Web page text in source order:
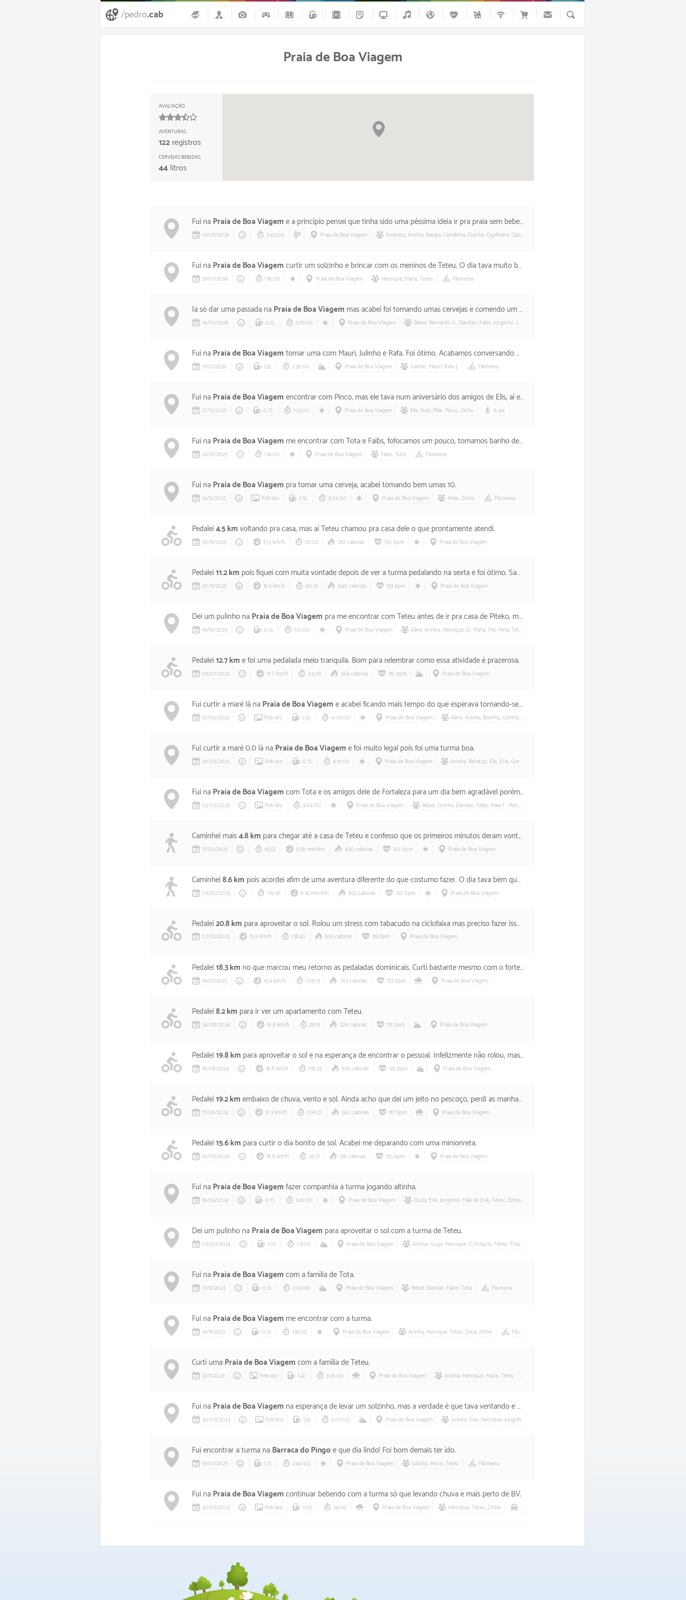
/pedro.cab
Praia de Boa Viagem
AVALIAÇÃO
AVENTURAS
122registros
CERVEJAS BEBIDAS
44litros
Fui na Praia de Boa Viagem e a princípio pensei que tinha sido uma péssima ideia ir pra praia sem beber, mas aí depois fui me adaptando e acabou se tornando um dia muito agradável.
01/08/2026 2:40:00 Praia de Boa Viagem Andreza Arinha Batata Camilinha Cicinha Cigalheiro Cleoncio
Fui na Praia de Boa Viagem curtir um solzinho e brincar com os meninos de Teteu. O dia tava muito bonito!
31/07/2026 1:16:00 Praia de Boa Viagem Henrique Maria Teteu Filomena
Ia só dar uma passada na Praia de Boa Viagem mas acabei foi tomando umas cervejas e comendo um peixinho às custas de Tota.
14/07/2026 2.0L 3:29:00 Praia de Boa Viagem Bebel Bernardo G. Dandan Faibs Jorginho Ló
Fui na Praia de Boa Viagem tomar uma com Mauri, Julinho e Rafa. Foi ótimo. Acabamos conversando muito sobre filme e a caminhada de Juli.
11/02/2026 1.5L 2:36:00 Praia de Boa Viagem Julinho Mauri Rafa J. Filomena
Fui na Praia de Boa Viagem encontrar com Pinco, mas ele tava num aniversário dos amigos de Elis, aí era uma turma que não era nossa e resolvemos vazar.
27/12/2025 0.7L 1:23:00 Praia de Boa Viagem Elis Nati Pilar Pinco Zinho A pé
Fui na Praia de Boa Viagem me encontrar com Tota e Faibs, fofocamos um pouco, tomamos banho de mar e voltei pra casa porque tinha que ficar com Filó.
20/12/2025 1:14:00 Praia de Boa Viagem Faibs Tota Filomena
Fui na Praia de Boa Viagem pra tomar uma cerveja, acabei tomando bem umas 10.
14/12/2025 Retrato 2.5L 3:04:00 Praia de Boa Viagem Helio Zinho Filomena
Pedalei4.5 km voltando pra casa, mas aí Teteu chamou pra casa dele o que prontamente atendi.
30/11/2025 13.5 km/h 20:02 210 calorias 130 bpm Praia de Boa Viagem
Pedalei11.2 km pois fiquei com muita vontade depois de ver a turma pedalando na sexta e foi ótimo. Saudades disso.
30/11/2025 16.5 km/h 40:33 440 calorias 133 bpm Praia de Boa Viagem
Dei um pulinho na Praia de Boa Viagem pra me encontrar com Teteu antes de ir pra casa de Piteko, mas tava muito lotada, mal consegui comprar cerveja.
19/10/2025 0.3L 1:01:00 Praia de Boa Viagem Aline Arinha Henrique Jó Maria Mel Nina Teteu
Pedalei12.7 km e foi uma pedalada meio tranquila. Bom para relembrar como essa atividade é prazerosa.
05/07/2025 17.7 km/h 43:08 368 calorias 116 bpm Praia de Boa Viagem
Fui curtir a maré lá na Praia de Boa Viagem e acabei ficando mais tempo do que esperava tornando-se praticamente um dia infinito.
27/04/2025 Retrato 2.5L 4:09:00 Praia de Boa Viagem Aline Arinha Bolinha Cicinha Gisela
Fui curtir a maré 0.0 lá na Praia de Boa Viagem e foi muito legal pois foi uma turma boa.
30/03/2025 Retrato 0.7L 4:19:00 Praia de Boa Viagem Arinha Batatop Elis Erik Gordilho
Fui na Praia de Boa Viagem com Tota e os amigos dele de Fortaleza para um dia bem agradável porém sem álcool na praia.
02/03/2025 Retrato 3:04:00 Praia de Boa Viagem Bebel Cicinha Dandan Faibs Maia F. Mari Mateus F.
Caminhei mais4.8 km para chegar até a casa de Teteu e confesso que os primeiros minutos deram vontade de desistir, mas continuei firme e forte e cheguei numa boa.
17/02/2025 45:57 9:38 min/km 430 calorias 120 bpm Praia de Boa Viagem
Caminhei8.6 km pois acordei afim de uma aventura diferente do que costumo fazer. O dia tava bem quente e suei horrores.
08/02/2025 1:19:56 9:14 min/km 822 calorias 120 bpm Praia de Boa Viagem
Pedalei20.8 km para aproveitar o sol. Rolou um stress com tabacudo na ciclofaixa mas preciso fazer isso todos os domingos sim. Bem danado que faz.
02/02/2025 15.9 km/h 1:18:42 655 calorias 115 bpm Praia de Boa Viagem
Pedalei18.3 km no que marcou meu retorno as pedaladas dominicais. Curti bastante mesmo com o forte trânsito no caminho.
19/01/2025 15.9 km/h 1:09:13 763 calorias 137 bpm Praia de Boa Viagem
Pedalei8.2 km para ir ver um apartamento com Teteu.
24/08/2024 16.8 km/h 29:13 229 calorias 113 bpm Praia de Boa Viagem
Pedalei19.8 km para aproveitar o sol e na esperança de encontrar o pessoal. Infelizmente não rolou, mas o passeio foi excelente.
18/08/2024 16.8 km/h 1:10:25 635 calorias 125 bpm Praia de Boa Viagem
Pedalei19.2 km embaixo de chuva, vento e sol. Ainda acho que dei um jeito no pescoço, perdi as manhas. Mas estou feliz.
17/08/2024 17.3 km/h 1:06:27 562 calorias 117 bpm Praia de Boa Viagem
Pedalei15.6 km para curtir o dia bonito de sol. Acabei me deparando com uma minionreta.
10/08/2024 16.8 km/h 55:27 516 calorias 135 bpm Praia de Boa Viagem
Fui na Praia de Boa Viagem fazer companhia a turma jogando altinha.
16/03/2024 0.7L 1:40:00 Praia de Boa Viagem Duda Erik Jorginho Mãe de Erik Teteu Zinho
Dei um pulinho na Praia de Boa Viagem para aproveitar o sol com a turma de Teteu.
09/03/2024 1.0L 1:31:00 Praia de Boa Viagem Arinha Guga Henrique O Próprio Teteu Thiaguinho
Fui na Praia de Boa Viagem com a família de Tota.
17/12/2023 0.3L 2:02:00 Praia de Boa Viagem Bebel Dandan Faibs Tota Filomena
Fui na Praia de Boa Viagem me encontrar com a turma.
19/11/2023 0.7L 1:18:00 Praia de Boa Viagem Arinha Henrique Teteu Zeca Zinho Filomena
Curti uma Praia de Boa Viagem com a família de Teteu.
12/11/2023 Retrato 1.4L 3:26:00 Praia de Boa Viagem Arinha Henrique Maria Teteu
Fui na Praia de Boa Viagem na esperança de levar um solzinho, mas a verdade é que tava ventando e meio nublado. Ainda deu para se divertir e trocar uma conversa com a turma.
30/09/2023 Retrato 1.5L 2:00:00 Praia de Boa Viagem Arinha Gau Henrique Jorginho
Fui encontrar a turma na Barraca do Pingo e que dia lindo! Foi bom demais ter ido.
13/07/2023 1.7L 2:40:00 Praia de Boa Viagem Julinho Pinco Teteu Filomena
Fui na Praia de Boa Viagem continuar bebendo com a turma só que levando chuva e mais perto de BV.
20/05/2023 Retrato 0.6L 24:00 Praia de Boa Viagem Henrique Teteu Zinho Carona